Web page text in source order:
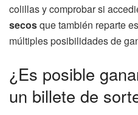
colillas y comprobar si
secosque también reparte
múltiples posibilidades de
¿Es posible
un billete de